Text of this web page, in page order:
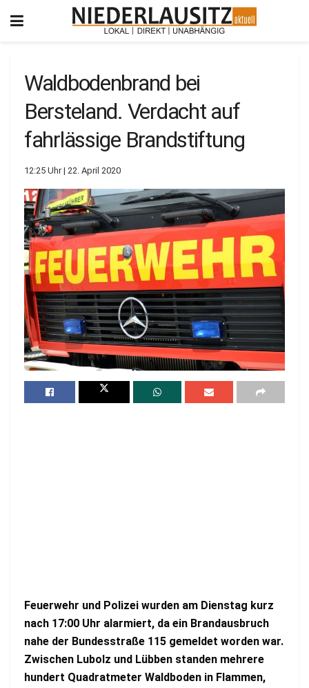
Waldbodenbrand bei
Bersteland. Verdacht auf
fahrlässige Brandstiftung
12:25 Uhr | 22. April 2020
Feuerwehr und Polizei wurden am Dienstag kurz
nach 17:00 Uhr alarmiert, da ein Brandausbruch
nahe der Bundesstraße 115 gemeldet worden war.
Zwischen Lubolz und Lübben standen mehrere
hundert Quadratmeter Waldboden in Flammen,